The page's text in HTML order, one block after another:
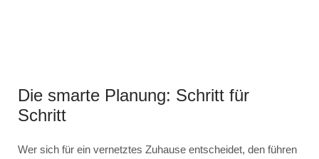
Die smarte Planung: Schritt für
Schritt
Wer sich für ein vernetztes Zuhause entscheidet, den führen